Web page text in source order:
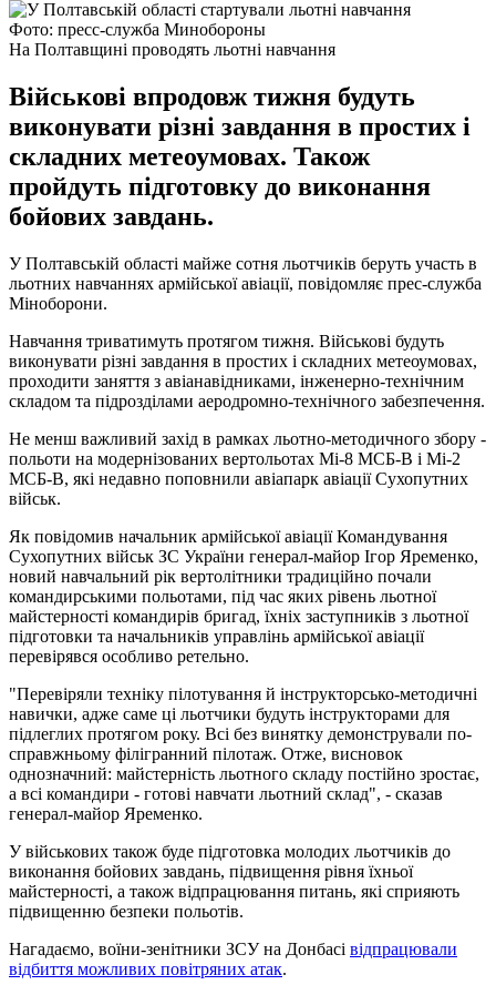
Фото: пресс-служба Минобороны
На Полтавщині проводять льотні навчання
Військові впродовж тижня будуть
виконувати різні завдання в простих і
складних метеоумовах. Також
пройдуть підготовку до виконання
бойових завдань.
У Полтавській області майже сотня льотчиків беруть участь в
льотних навчаннях армійської авіації, повідомляє прес-служба
Міноборони.
Навчання триватимуть протягом тижня. Військові будуть
виконувати різні завдання в простих і складних метеоумовах,
проходити заняття з авіанавідниками, інженерно-технічним
складом та підрозділами аеродромно-технічного забезпечення.
Не менш важливий захід в рамках льотно-методичного збору -
польоти на модернізованих вертольотах Мі-8 МСБ-В і Мі-2
МСБ-В, які недавно поповнили авіапарк авіації Сухопутних
військ.
Як повідомив начальник армійської авіації Командування
Сухопутних військ ЗС України генерал-майор Ігор Яременко,
новий навчальний рік вертолітники традиційно почали
командирськими польотами, під час яких рівень льотної
майстерності командирів бригад, їхніх заступників з льотної
підготовки та начальників управлінь армійської авіації
перевірявся особливо ретельно.
"Перевіряли техніку пілотування й інструкторсько-методичні
навички, адже саме ці льотчики будуть інструкторами для
підлеглих протягом року. Всі без винятку демонстрували по-
справжньому філігранний пілотаж. Отже, висновок
однозначний: майстерність льотного складу постійно зростає,
а всі командири - готові навчати льотний склад", - сказав
генерал-майор Яременко.
У військових також буде підготовка молодих льотчиків до
виконання бойових завдань, підвищення рівня їхньої
майстерності, а також відпрацювання питань, які сприяють
підвищенню безпеки польотів.
Нагадаємо, воїни-зенітники ЗСУ на Донбасі відпрацювали
відбиття можливих повітряних атак.